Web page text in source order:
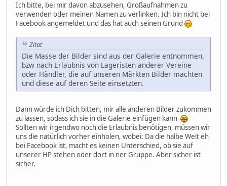
Ich bitte, bei mir davon abzusehen, Großaufnahmen zu
verwenden oder meinen Namen zu verlinken. Ich bin nicht bei
Facebook angemeldet und das hat auch seinen Grund
Zitat
Die Masse der Bilder sind aus der Galerie entnommen,
bzw nach Erlaubnis von Lageristen anderer Vereine
oder Händler, die auf unseren Märkten Bilder machten
und diese auf deren Seite einsetzten.
Dann würde ich Dich bitten, mir alle anderen Bilder zukommen
zu lassen, sodass ich sie in die Galerie einfügen kann
Sollten wir irgendwo noch die Erlaubnis benötigen, müssen wir
uns die natürlich vorher einholen, wobei: Da die halbe Welt eh
bei Facebook ist, macht es keinen Unterschied, ob sie auf
unserer HP stehen oder dort in ner Gruppe. Aber sicher ist
sicher.